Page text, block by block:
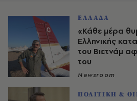
ΕΛΛΑΔΑ
«Κάθε μέρα
Ελληνικής
του Βιετνάμ
του
Newsroom
ΠΟΛΙΤΙΚΗ &